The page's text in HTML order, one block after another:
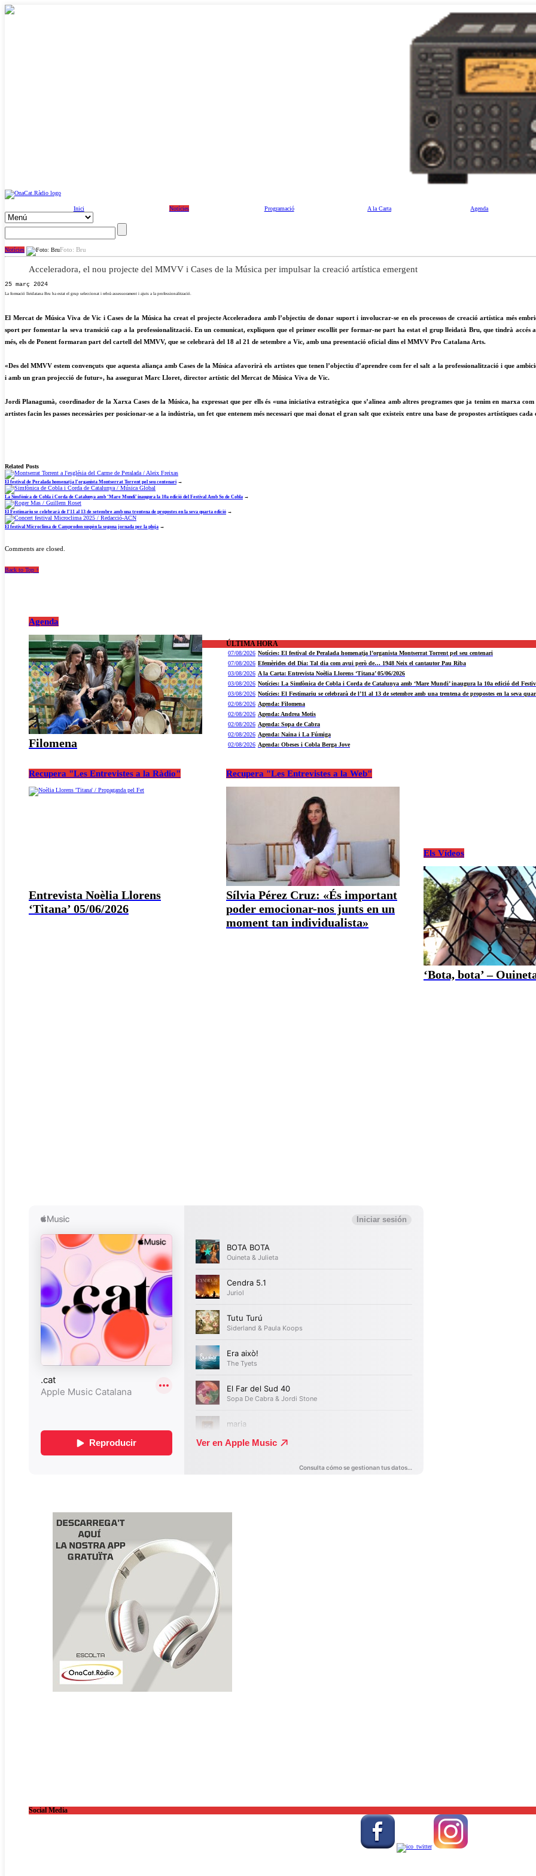
Inici Notícies Programació A la Carta Agenda
Notícies Foto: Bru
Acceleradora, el nou projecte del MMVV i Cases de la Música per impulsar la creació artística emergent
25 març 2024
La formació lleidatana Bru ha estat el grup seleccionat i rebrà assessorament i ajuts a la professionalització.
El Mercat de Música Viva de Vic i Cases de la Música ha creat el projecte Acceleradora amb l’objectiu de donar suport i involucrar-se en els processos de creació artística més
sport per fomentar la seva transició cap a la professionalització. En un comunicat, expliquen que el primer escollit per formar-ne part ha estat el grup lleidatà Bru, que tindrà accés a
més, els de Ponent formaran part del cartell del MMVV, que se celebrarà del 18 al 21 de setembre a Vic, amb una presentació oficial dins el MMVV Pro Catalana Arts.
«Des del MMVV estem convençuts que aquesta aliança amb Cases de la Música afavorirà els artistes que tenen l’objectiu d’aprendre com fer el salt a la professionalització i que
i amb un gran projecció de futur», ha assegurat Marc Lloret, director artístic del Mercat de Música Viva de Vic.
Jordi Planagumà, coordinador de la Xarxa Cases de la Música, ha expressat que per ells és «una iniciativa estratègica que s’alinea amb altres programes que ja tenim en marxa com
artistes facin les passes necessàries per posicionar-se a la indústria, un fet que entenem més necessari que mai donat el gran salt que existeix entre una base de propostes artístiques
Related Posts
El festival de Peralada homenatja l’organista Montserrat Torrent pel seu centenari →
La Simfònica de Cobla i Corda de Catalunya amb ‘Mare Mundi’ inaugura la 10a edició del Festival Amb So de Cobla →
El Festimariu se celebrarà de l’11 al 13 de setembre amb una trentena de propostes en la seva quarta edició →
El festival Microclima de Camprodon suspèn la segona jornada per la pluja →
Comments are closed.
Back to Top ↑
Agenda
Filomena
ÚLTIMA HORA
07/08/2026 Notícies: El festival de Peralada homenatja l’organista Montserrat Torrent pel seu centenari
07/08/2026 Efemèrides del Dia: Tal dia com avui però de… 1948 Neix el cantautor Pau Riba
03/08/2026 A la Carta: Entrevista Noèlia Llorens ‘Titana’ 05/06/2026
03/08/2026 Notícies: La Simfònica de Cobla i Corda de Catalunya amb ‘Mare Mundi’ inaugura la 10a edició del
03/08/2026 Notícies: El Festimariu se celebrarà de l’11 al 13 de setembre amb una trentena de propostes en la seva
02/08/2026 Agenda: Filomena
02/08/2026 Agenda: Andrea Motis
02/08/2026 Agenda: Sopa de Cabra
02/08/2026 Agenda: Naina i La Fúmiga
02/08/2026 Agenda: Obeses i Cobla Berga Jove
Recupera "Les Entrevistes a la Ràdio"
Entrevista Noèlia Llorens
‘Titana’ 05/06/2026
Recupera "Les Entrevistes a la Web"
Sílvia Pérez Cruz: «És important
poder emocionar-nos junts en un
moment tan individualista»
Els Vídeos
‘Bota, bota’ –
Social Media